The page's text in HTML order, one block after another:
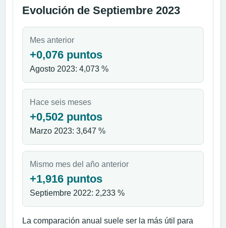
Evolución de Septiembre 2023
Mes anterior
+0,076 puntos
Agosto 2023: 4,073 %
Hace seis meses
+0,502 puntos
Marzo 2023: 3,647 %
Mismo mes del año anterior
+1,916 puntos
Septiembre 2022: 2,233 %
La comparación anual suele ser la más útil para